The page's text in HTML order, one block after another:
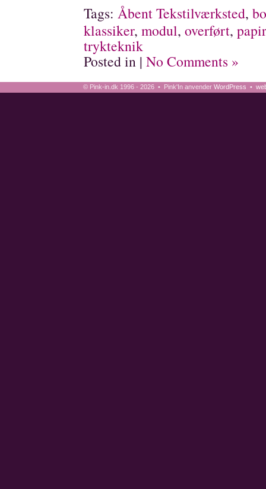
Tags: Åbent Tekstilværksted,
klassiker, modul, overført, papir
trykteknik
Posted in | No Comments »
© Pink-in.dk 1996 - 2026 • Pink'In anvender WordPress •